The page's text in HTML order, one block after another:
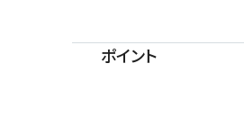
ポイント